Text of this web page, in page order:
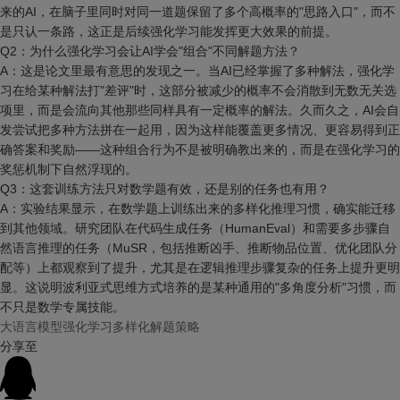
来的AI，在脑子里同时对同一道题保留了多个高概率的"思路入口"，而不
是只认一条路，这正是后续强化学习能发挥更大效果的前提。
Q2：为什么强化学习会让AI学会"组合"不同解题方法？
A：这是论文里最有意思的发现之一。当AI已经掌握了多种解法，强化学
习在给某种解法打"差评"时，这部分被减少的概率不会消散到无数无关选
项里，而是会流向其他那些同样具有一定概率的解法。久而久之，AI会自
发尝试把多种方法拼在一起用，因为这样能覆盖更多情况、更容易得到正
确答案和奖励——这种组合行为不是被明确教出来的，而是在强化学习的
奖惩机制下自然浮现的。
Q3：这套训练方法只对数学题有效，还是别的任务也有用？
A：实验结果显示，在数学题上训练出来的多样化推理习惯，确实能迁移
到其他领域。研究团队在代码生成任务（HumanEval）和需要多步骤自
然语言推理的任务（MuSR，包括推断凶手、推断物品位置、优化团队分
配等）上都观察到了提升，尤其是在逻辑推理步骤复杂的任务上提升更明
显。这说明波利亚式思维方式培养的是某种通用的"多角度分析"习惯，而
不只是数学专属技能。
大语言模型强化学习多样化解题策略
分享至